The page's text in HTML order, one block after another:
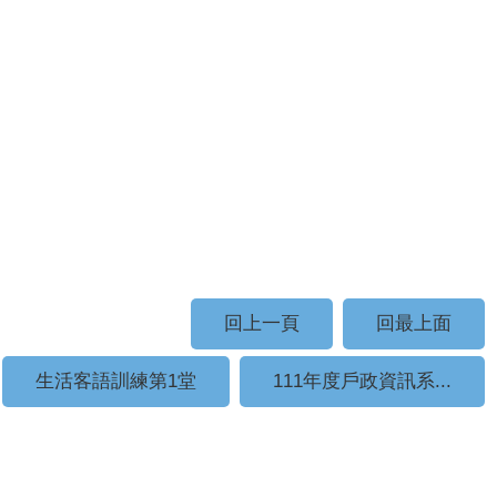
回上一頁 回最上面
生活客語訓練第1堂 111年度戶政資訊系...